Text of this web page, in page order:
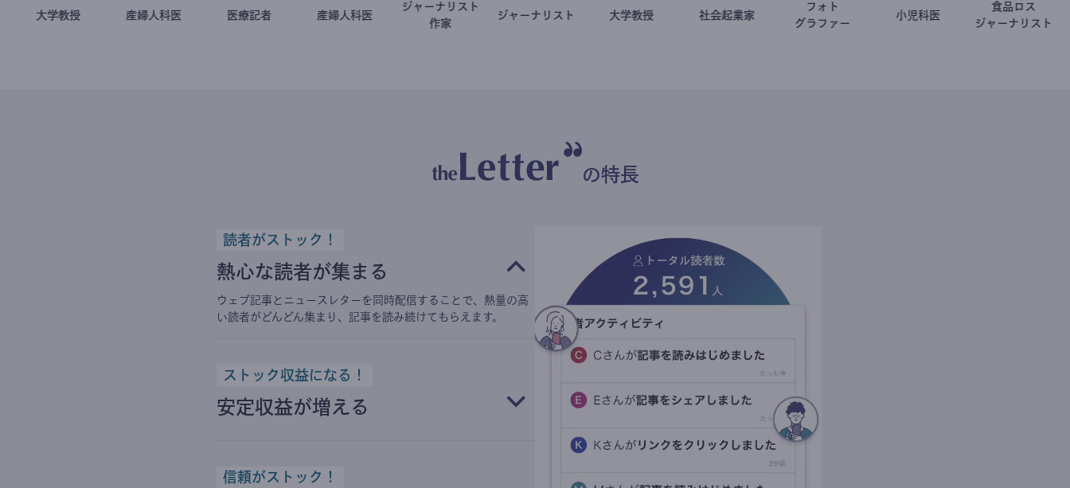
タント
加藤忠史
大学教授 稲葉可奈子
産婦人科医 岩永直子
医療記者 重見大介
産婦人科医 鈴木エイト
ジャーナリスト
志葉玲
ジャーナリスト 金谷一朗
大学教授 駒崎弘樹
社会起業家
グラファー
今西洋介
小児科医 井出留
食品ロ
ジャーナ
の特長
読者がストック！
熱心な読者が集まる
ウェブ記事とニュースレターを同時配信することで、熱量の高
い読者がどんどん集まり、記事を読み続けてもらえます。
ストック収益になる！
安定収益が増える
信頼がストック！